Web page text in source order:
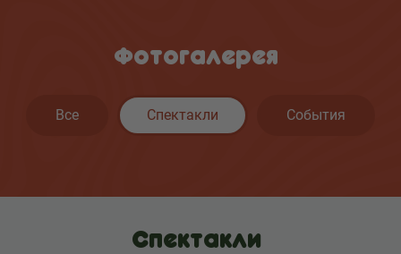
Фотогалерея
Все Спектакли События
Спектакли